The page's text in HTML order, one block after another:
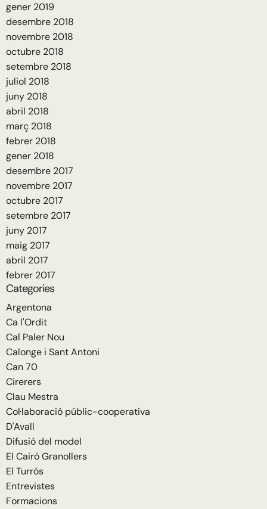
gener 2019
desembre 2018
novembre 2018
octubre 2018
setembre 2018
juliol 2018
juny 2018
abril 2018
març 2018
febrer 2018
gener 2018
desembre 2017
novembre 2017
octubre 2017
setembre 2017
juny 2017
maig 2017
abril 2017
febrer 2017
Categories
Argentona
Ca l'Ordit
Cal Paler Nou
Calonge i Sant Antoni
Can 70
Cirerers
Clau Mestra
Col·laboració públic-cooperativa
D'Avall
Difusió del model
El Cairó Granollers
El Turrós
Entrevistes
Formacions